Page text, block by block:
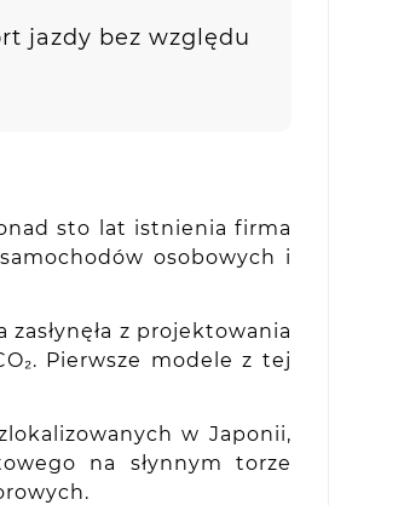
jazdy bez względu
sto lat istnienia firma
osobowych i
z projektowania
Pierwsze modele z tej
w Japonii,
na słynnym torze